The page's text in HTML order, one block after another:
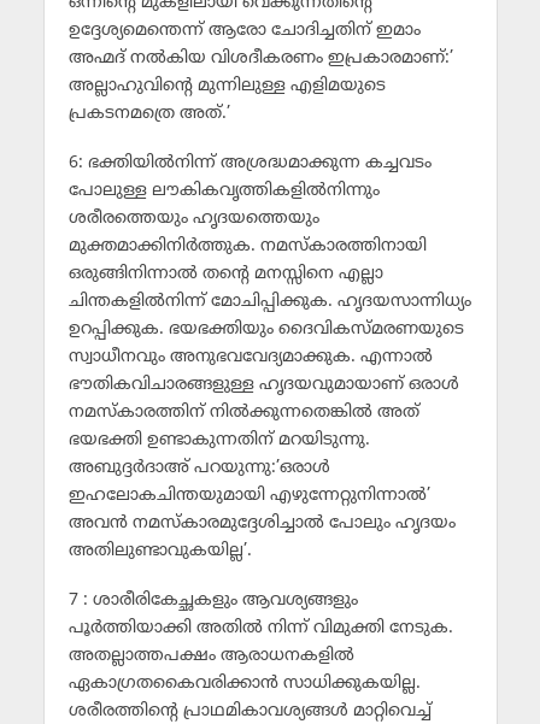
ഉദ്ദേശ്യമെന്തെന്ന് ആരോ ചോദിച്ചതിന് ഇമാം
അഹ്മദ് നല്‍കിയ വിശദീകരണം ഇപ്രകാരമാണ്:’
അല്ലാഹുവിന്റെ മുന്നിലുള്ള എളിമയുടെ
പ്രകടനമത്രെ അത്.’
6: ഭക്തിയില്‍നിന്ന് അശ്രദ്ധമാക്കുന്ന കച്ചവടം
പോലുള്ള ലൗകികവൃത്തികളില്‍നിന്നും
ശരീരത്തെയും ഹൃദയത്തെയും
മുക്തമാക്കിനിര്‍ത്തുക. നമസ്‌കാരത്തിനായി
ഒരുങ്ങിനിന്നാല്‍ തന്റെ മനസ്സിനെ എല്ലാ
ചിന്തകളില്‍നിന്ന് മോചിപ്പിക്കുക. ഹൃദയസാന്നിധ്യം
ഉറപ്പിക്കുക. ഭയഭക്തിയും ദൈവികസ്മരണയുടെ
സ്വാധീനവും അനുഭവവേദ്യമാക്കുക. എന്നാല്‍
ഭൗതികവിചാരങ്ങളുള്ള ഹൃദയവുമായാണ് ഒരാള്‍
നമസ്‌കാരത്തിന് നില്‍ക്കുന്നതെങ്കില്‍ അത്
ഭയഭക്തി ഉണ്ടാകുന്നതിന് മറയിടുന്നു.
അബുദ്ദര്‍ദാഅ് പറയുന്നു:’ഒരാള്‍
ഇഹലോകചിന്തയുമായി എഴുന്നേറ്റുനിന്നാല്‍’
അവന്‍ നമസ്‌കാരമുദ്ദേശിച്ചാല്‍ പോലും ഹൃദയം
അതിലുണ്ടാവുകയില്ല’.
7 : ശാരീരികേച്ഛകളും ആവശ്യങ്ങളും
പൂര്‍ത്തിയാക്കി അതില്‍ നിന്ന് വിമുക്തി നേടുക.
അതല്ലാത്തപക്ഷം ആരാധനകളില്‍
ഏകാഗ്രതകൈവരിക്കാന്‍ സാധിക്കുകയില്ല.
ശരീരത്തിന്റെ പ്രാഥമികാവശ്യങ്ങള്‍ മാറ്റിവെച്ച്